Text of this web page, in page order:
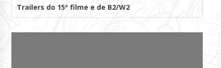
Trailers do 15º filme e de B2/W2